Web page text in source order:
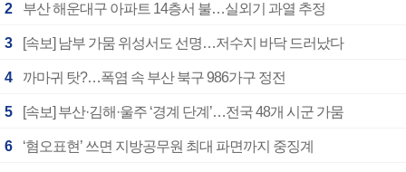
2 부산 해운대구 아파트 14층서 불…실외기 과열 추정
3 [속보] 남부 가뭄 위성서도 선명…저수지 바닥 드러났다
4 까마귀 탓?…폭염 속 부산 북구 986가구 정전
5 [속보] 부산·김해·울주 ‘경계 단계’…전국 48개 시군 가뭄
6 ‘혐오표현’ 쓰면 지방공무원 최대 파면까지 중징계